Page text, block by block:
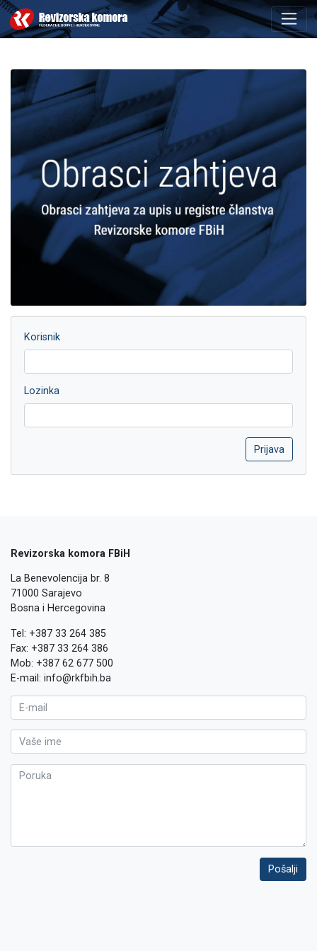
Korisnik
Lozinka
Revizorska komora FBiH
La Benevolencija br. 8
71000 Sarajevo
Bosna i Hercegovina
Tel: +387 33 264 385
Fax: +387 33 264 386
Mob: +387 62 677 500
E-mail: info@rkfbih.ba
Pošalji